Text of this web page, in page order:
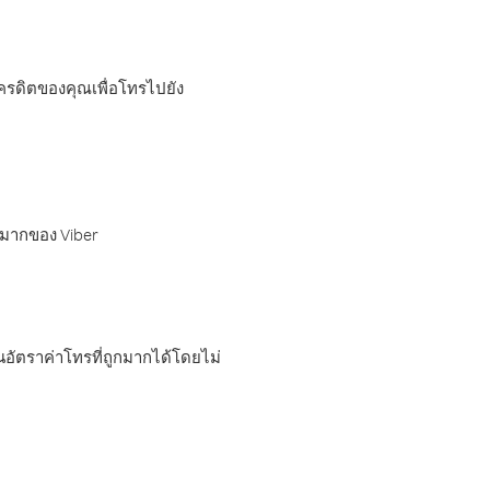
รดิตของคุณเพื่อโทรไปยัง
ากของ Viber
ตราค่าโทรที่ถูกมากได้โดยไม่